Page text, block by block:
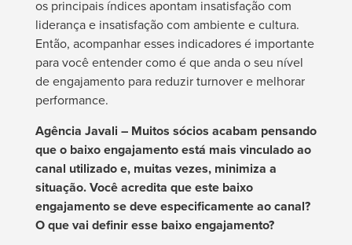
os principais índices apontam insatisfação com
liderança e insatisfação com ambiente e cultura.
Então, acompanhar esses indicadores é importante
para você entender como é que anda o seu nível
de engajamento para reduzir turnover e melhorar
performance.
Agência Javali – Muitos sócios acabam pensando
que o baixo engajamento está mais vinculado ao
canal utilizado e, muitas vezes, minimiza a
situação. Você acredita que este baixo
engajamento se deve especificamente ao canal?
O que vai definir esse baixo engajamento?